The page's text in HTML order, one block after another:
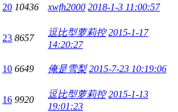
20 10436 xwfh2000 2018-1-3 11:00:57
23 8657
逗比型萝莉控 2015-1-17
14:20:27
10 6649 俺是雪梨 2015-7-23 10:19:06
16 9920
逗比型萝莉控 2015-1-13
19:01:23